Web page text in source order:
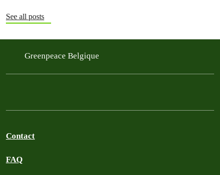
See all posts
Greenpeace Belgique
Contact
FAQ